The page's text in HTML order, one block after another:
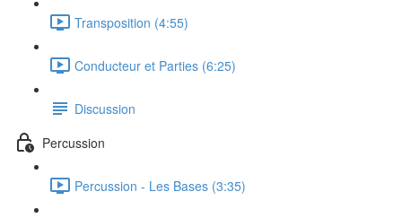
Transposition (4:55)
Conducteur et Parties (6:25)
Discussion
Percussion
Percussion - Les Bases (3:35)